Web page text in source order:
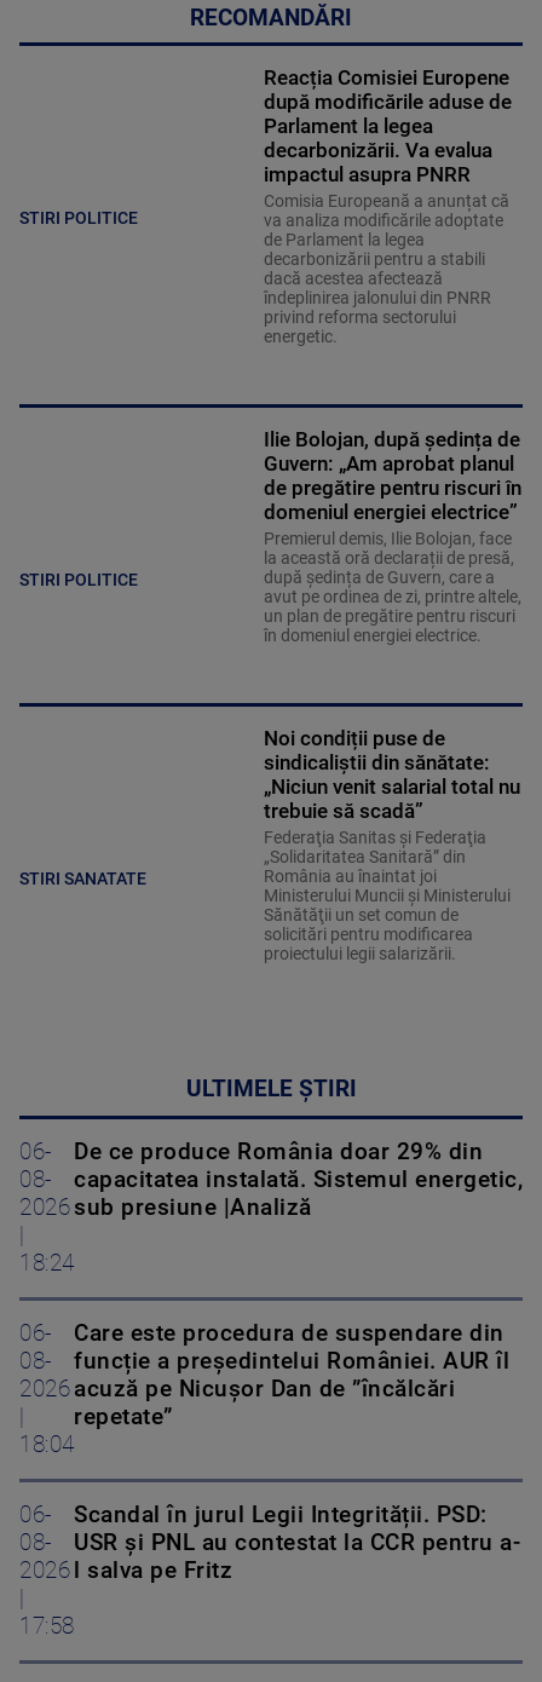
RECOMANDĂRI
STIRI POLITICE
Reacția Comisiei Europene
după modificările aduse de
Parlament la legea
decarbonizării. Va evalua
impactul asupra PNRR
Comisia Europeană a anunțat că
va analiza modificările adoptate
de Parlament la legea
decarbonizării pentru a stabili
dacă acestea afectează
îndeplinirea jalonului din PNRR
privind reforma sectorului
energetic.
STIRI POLITICE
Ilie Bolojan, după ședința de
Guvern: „Am aprobat planul
de pregătire pentru riscuri în
domeniul energiei electrice”
Premierul demis, Ilie Bolojan, face
la această oră declarații de presă,
după ședința de Guvern, care a
avut pe ordinea de zi, printre altele,
un plan de pregătire pentru riscuri
în domeniul energiei electrice.
STIRI SANATATE
Noi condiții puse de
sindicaliștii din sănătate:
„Niciun venit salarial total nu
trebuie să scadă”
Federaţia Sanitas şi Federaţia
„Solidaritatea Sanitară” din
România au înaintat joi
Ministerului Muncii şi Ministerului
Sănătăţii un set comun de
solicitări pentru modificarea
proiectului legii salarizării.
ULTIMELE ȘTIRI
06-
08-
2026
18:24
De ce produce România doar 29% din
capacitatea instalată. Sistemul energetic,
sub presiune |Analiză
06-
08-
2026
18:04
Care este procedura de suspendare din
funcție a președintelui României. AUR îl
acuză pe Nicușor Dan de ”încălcări
repetate”
06-
08-
2026
17:58
Scandal în jurul Legii Integrității. PSD:
USR și PNL au contestat la CCR pentru a-
l salva pe Fritz